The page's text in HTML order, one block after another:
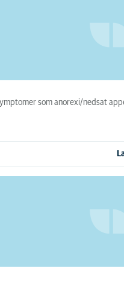
som anorexi/nedsat